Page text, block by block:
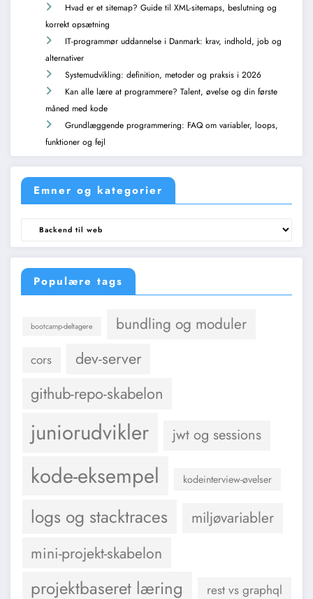
Hvad er et sitemap? Guide til XML-sitemaps, beslutning og
korrekt opsætning
IT-programmør uddannelse i Danmark: krav, indhold, job og
alternativer
Systemudvikling: definition, metoder og praksis i 2026
Kan alle lære at programmere? Talent, øvelse og din første
måned med kode
Grundlæggende programmering: FAQ om variabler, loops,
funktioner og fejl
Emner og kategorier
kategorier
Populære tags
bootcamp-deltagere bundling og moduler
cors
dev-server
github-repo-skabelon
juniorudvikler jwt og sessions
kode-eksempel kodeinterview-øvelser
logs og stacktraces miljøvariabler
mini-projekt-skabelon
projektbaseret læring rest vs graphql